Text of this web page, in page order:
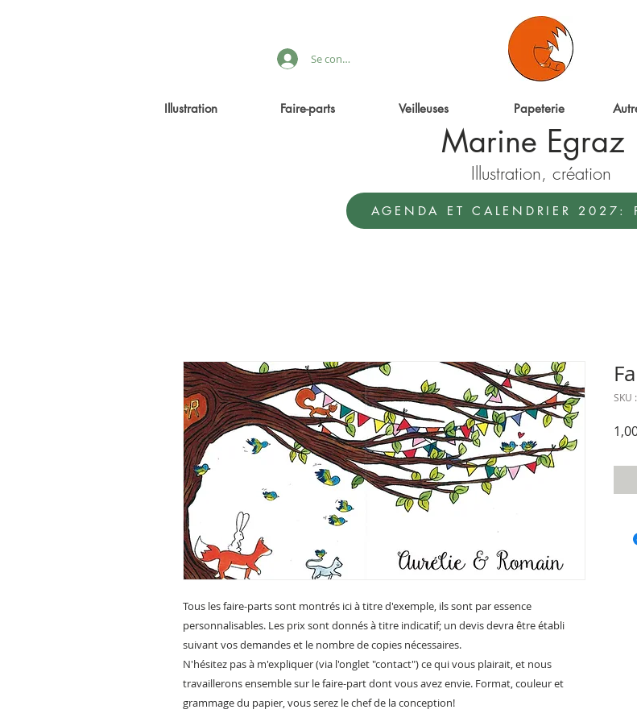
Se connecter
Illustration Faire-parts Veilleuses Papeterie
Marine Egraz
Illustration, création
AGENDA ET CALENDRIER 2027:
Tous les faire-parts sont montrés ici à titre d'exemple, ils sont par essence
personnalisables. Les prix sont donnés à titre indicatif; un devis devra être établi
suivant vos demandes et le nombre de copies nécessaires.
N'hésitez pas à m'expliquer (via l'onglet "contact") ce qui vous plairait, et nous
travaillerons ensemble sur le faire-part dont vous avez envie. Format, couleur et
grammage du papier, vous serez le chef de la conception!
SKU